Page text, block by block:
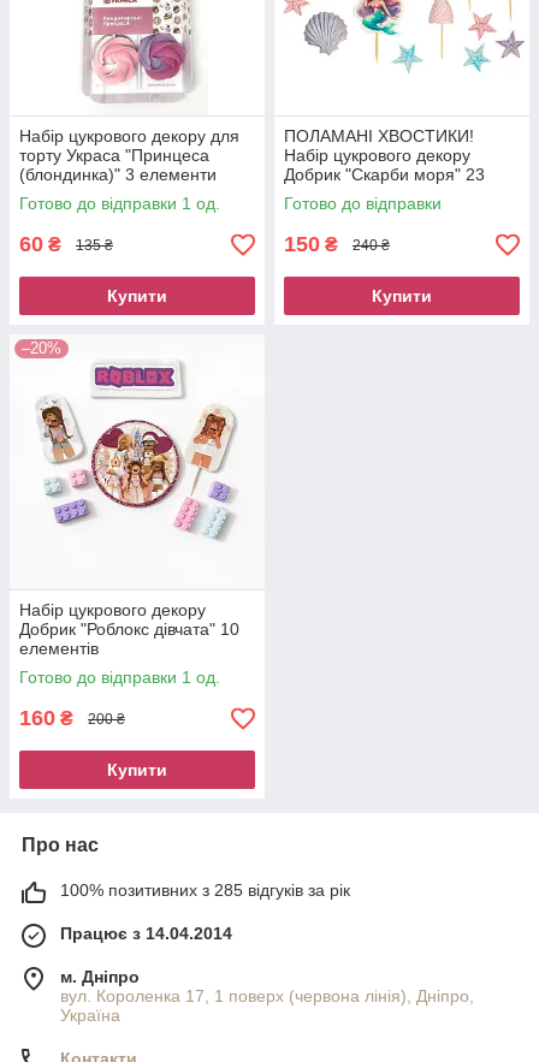
Набір цукрового декору для
торту Украса "Принцеса
(блондинка)" 3 елементи
Готово до відправки 1 од.
60 ₴ 135 ₴
Купити
ПОЛАМАНІ ХВОСТИКИ!
Набір цукрового декору
Добрик "Скарби моря" 23
елемента (Знижка, бо є
пошкодження)
Готово до відправки
150 ₴ 240 ₴
Купити
–20%
Набір цукрового декору
Добрик "Роблокс дівчата" 10
елементів
Готово до відправки 1 од.
160 ₴ 200 ₴
Купити
Про нас
100% позитивних з 285 відгуків за рік
Працює з 14.04.2014
м. Дніпро
вул. Короленка 17, 1 поверх (червона лінія), Дніпро,
Україна